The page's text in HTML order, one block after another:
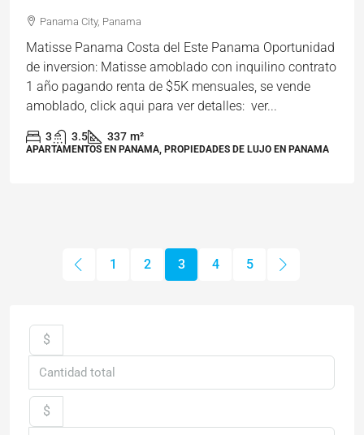
Panama City, Panama
Matisse Panama Costa del Este Panama Oportunidad
de inversion: Matisse amoblado con inquilino contrato
1 año pagando renta de $5K mensuales, se vende
amoblado, click aqui para ver detalles: ver...
3 3.5 337 m²
APARTAMENTOS EN PANAMA, PROPIEDADES DE LUJO EN PANAMA
1 2 3 4 5
$
$